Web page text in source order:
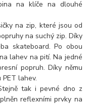
na klíče na dlouhé
na zip, které jsou od
na suchý zip. Díky
skateboard. Po obou
lahev na pití. Na jedné
popruh. Díky němu
lahev.
tak i pevné dno z
reflexními prvky na